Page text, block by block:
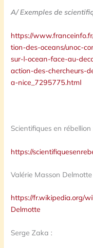
A/ Exemples de
https://
tion-des-oceans/unoc-
sur-l-ocean-face-au-
action-des-chercheurs-
a-nice_7295775.html
Scientifiques en rébellion
https://
Valérie Masson Delmotte
https://fr.wikipedia.org/
Delmotte
Serge Zaka :